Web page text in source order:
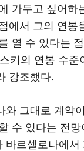
가두고 싶어하
에서 그의 연봉
열 수 있다는
키의 연봉 수
강조했다.
와 그대로 계약
수 있다는 전
바르셀로나에서